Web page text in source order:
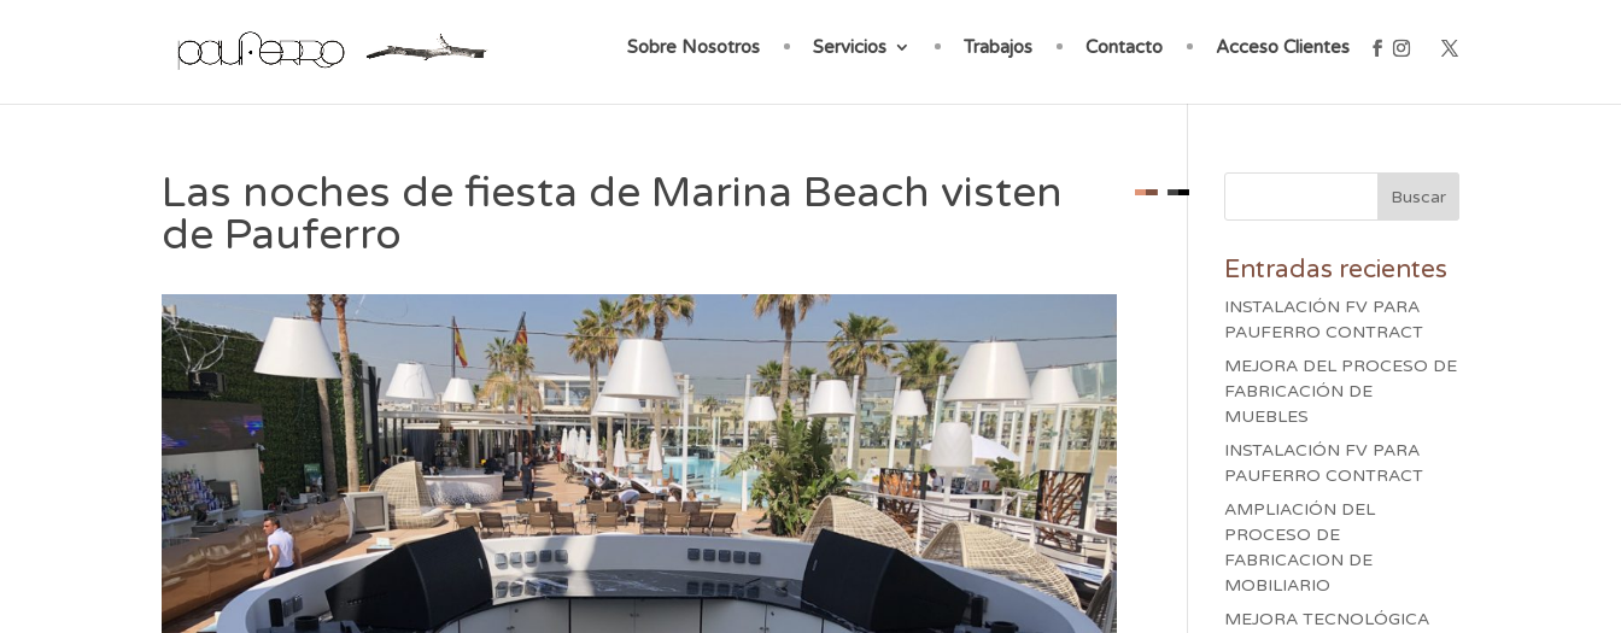
Sobre Nosotros Servicios Trabajos Contacto Acceso Clientes
Las noches de fiesta de Marina Beach visten
de Pauferro
Entradas recientes
INSTALACIÓN FV PARA
PAUFERRO CONTRACT
MEJORA DEL PROCESO DE
FABRICACIÓN DE
MUEBLES
INSTALACIÓN FV PARA
PAUFERRO CONTRACT
AMPLIACIÓN DEL
PROCESO DE
FABRICACION DE
MOBILIARIO
MEJORA TECNOLÓGICA